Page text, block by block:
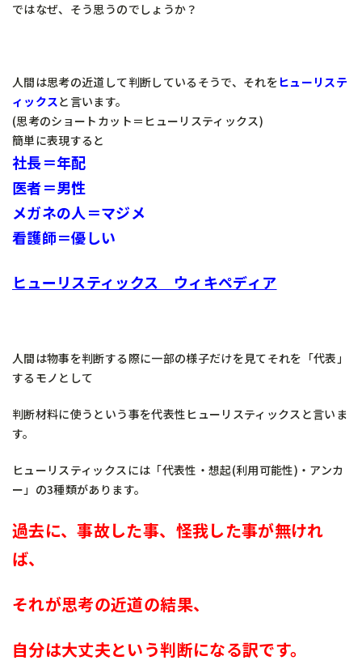
ではなぜ、そう思うのでしょうか？
人間は思考の近道して判断しているそうで、それを ヒューリステ
ィックスと言います。
(思考のショートカット＝ヒューリスティックス)
簡単に表現すると
社長＝年配
医者＝男性
メガネの人＝マジメ
看護師＝優しい
ヒューリスティックス ウィキペディア
人間は物事を判断する際に一部の様子だけを見てそれを「代表」
するモノとして
判断材料に使うという事を代表性ヒューリスティックスと言いま
す。
ヒューリスティックスには「代表性・想起(利用可能性)・アンカ
ー」の3種類があります。
過去に、事故した事、怪我した事が無けれ
ば、
それが思考の近道の結果、
自分は大丈夫という判断になる訳です。